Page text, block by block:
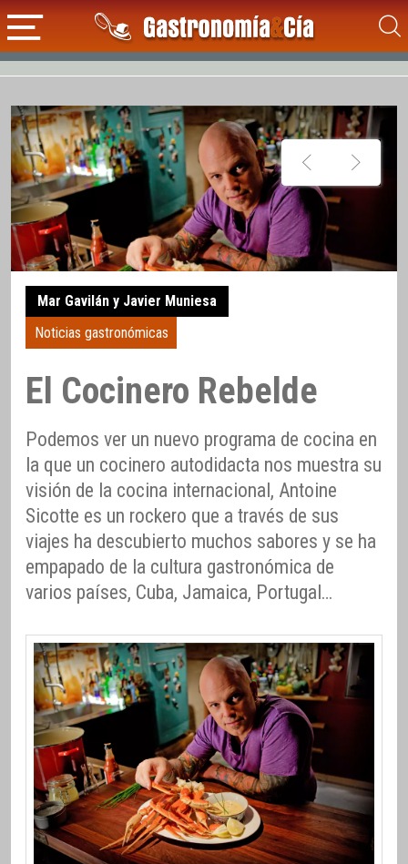
Mar Gavilán y Javier Muniesa
Noticias gastronómicas
El Cocinero Rebelde
Podemos ver un nuevo programa de cocina en
la que un cocinero autodidacta nos muestra su
visión de la cocina internacional, Antoine
Sicotte es un rockero que a través de sus
viajes ha descubierto muchos sabores y se ha
empapado de la cultura gastronómica de
varios países, Cuba, Jamaica, Portugal…